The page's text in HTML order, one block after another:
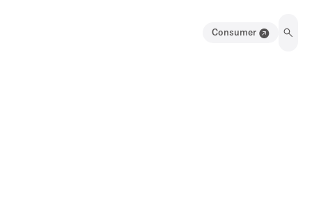
Consumer